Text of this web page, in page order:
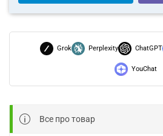
Grok Perplexity ChatGPT
YouChat
Все про товар